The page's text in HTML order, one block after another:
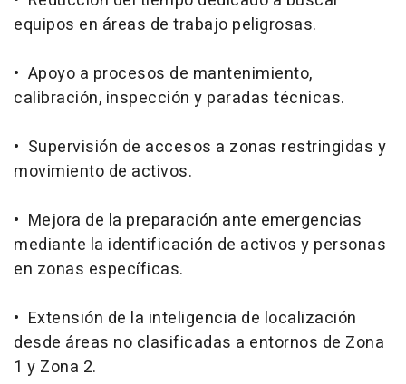
equipos en áreas de trabajo peligrosas.
• Apoyo a procesos de mantenimiento,
calibración, inspección y paradas técnicas.
• Supervisión de accesos a zonas restringidas y
movimiento de activos.
• Mejora de la preparación ante emergencias
mediante la identificación de activos y personas
en zonas específicas.
• Extensión de la inteligencia de localización
desde áreas no clasificadas a entornos de Zona
1 y Zona 2.